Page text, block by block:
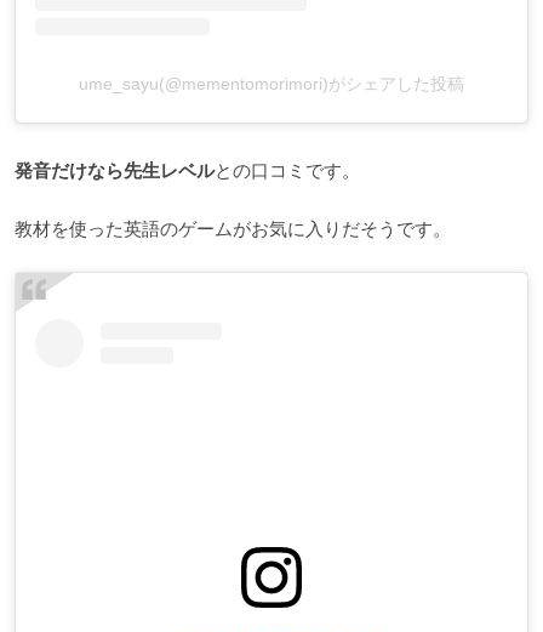
ume_sayu(@mementomorimori)がシェアした投稿
発音だけなら先生レベルとの口コミです。
教材を使った英語のゲームがお気に入りだそうです。